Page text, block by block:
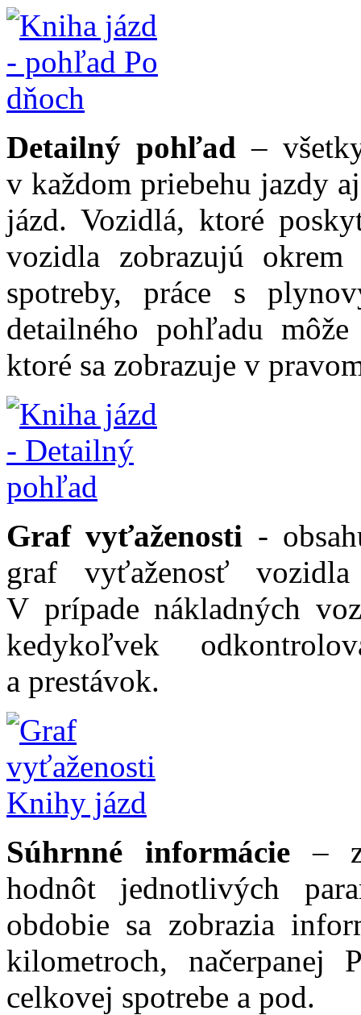
Detailný pohľad –
v každom priebehu jazdy
jázd. Vozidlá, ktoré
vozidla zobrazujú
spotreby, práce s
detailného pohľadu
ktoré sa zobrazuje v
Graf vyťaženosti -
graf vyťaženosť
V prípade nákladných
kedykoľvek
a prestávok.
Súhrnné informácie–
hodnôt jednotlivých
obdobie sa zobrazia
kilometroch, načerpanej
celkovej spotrebe a pod.